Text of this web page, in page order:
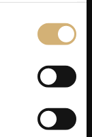
6 490€